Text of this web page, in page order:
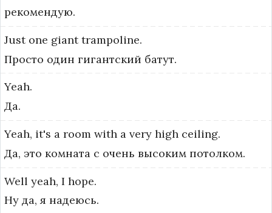
рекомендую.
Just one giant trampoline.
Просто один гигантский батут.
Yeah.
Да.
Yeah, it's a room with a very high ceiling.
Да, это комната с очень высоким потолком.
Well yeah, I hope.
Ну да, я надеюсь.